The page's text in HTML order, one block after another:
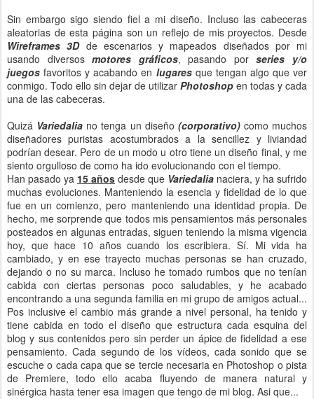
Sin embargo sigo siendo fiel a mi diseño. Incluso las cabeceras
aleatorias de esta página son un reflejo de mis proyectos. Desde
Wireframes 3Dde escenarios y mapeados diseñados por mi
usando diversosmotores gráficos, pasando porseries y/o
juegos favoritos y acabando en lugares que tengan algo que ver
conmigo. Todo ello sin dejar de utilizar Photoshop en todas y cada
una de las cabeceras.
Quizá Variedalia no tenga un diseño (corporativo)como muchos
diseñadores puristas acostumbrados a la sencillez y liviandad
podrían desear. Pero de un modo u otro tiene un diseño final, y me
siento orgulloso de como ha ido evolucionando con el tiempo.
Han pasado ya 15 años desde que Variedalia naciera, y ha sufrido
muchas evoluciones. Manteniendo la esencia y fidelidad de lo que
fue en un comienzo, pero manteniendo una identidad propia. De
hecho, me sorprende que todos mis pensamientos más personales
posteados en algunas entradas, siguen teniendo la misma vigencia
hoy, que hace 10 años cuando los escribiera. Sí. Mi vida ha
cambiado, y en ese trayecto muchas personas se han cruzado,
dejando o no su marca. Incluso he tomado rumbos que no tenían
cabida con ciertas personas poco saludables, y he acabado
encontrando a una segunda familia en mi grupo de amigos actual...
Pos inclusive el cambio más grande a nivel personal, ha tenido y
tiene cabida en todo el diseño que estructura cada esquina del
blog y sus contenidos pero sin perder un ápice de fidelidad a ese
pensamiento. Cada segundo de los vídeos, cada sonido que se
escuche o cada capa que se tercie necesaria en Photoshop o pista
de Premiere, todo ello acaba fluyendo de manera natural y
sinérgica hasta tener esa imagen que tengo de mi blog. Asi que...